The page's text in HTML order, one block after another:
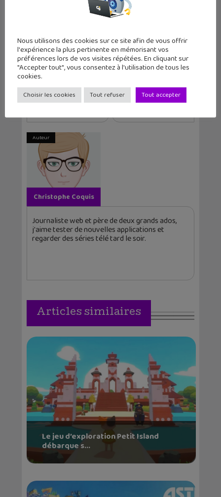
Horizon: Zero Dawn
PlayStation
PS4 PS4 Pro
Article précédent
WhatsApp copie lui
aussi les stori...
Article suivant
Instagram lance
une fonction de
ca...
Auteur
Christophe Coquis
Journaliste web et père de deux grands ados,
j'aime tester de nouvelles applications et
regarder des séries télé tard le soir.
Articles similaires
Le jeu d’exploration Petit Island
débarque s...
Nous utilisons des cookies sur ce site afin de vous offrir
l'expérience la plus pertinente en mémorisant vos
préférences lors de vos visites répétées. En cliquant sur
"Accepter tout", vous consentez à l'utilisation de tous les
cookies.
Choisir les cookies Tout refuser Tout accepter